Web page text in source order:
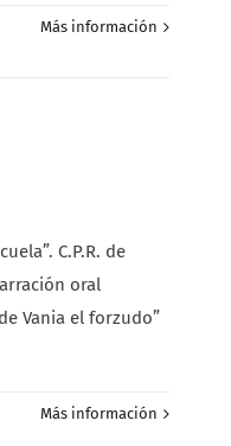
Más información
C.P.R. de
oral
Vania el forzudo”
Más información